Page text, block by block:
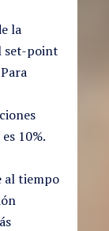
la
set-point
10%.
al tiempo